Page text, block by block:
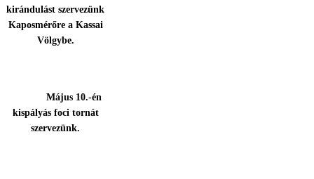
kirándulást szervezünk
Kaposmérőre a Kassai
Völgybe.
Május 10.-én
kispályás foci tornát
szervezünk.